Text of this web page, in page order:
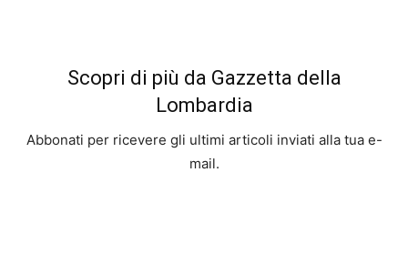
Scopri di più da Gazzetta della
Lombardia
Abbonati per ricevere gli ultimi articoli inviati alla tua e-
mail.